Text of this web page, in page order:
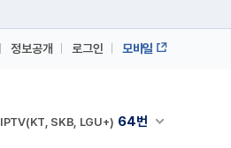
정보공개 로그인 모바일
채널안내 펼쳐
IPTV(KT, SKB, LGU+) 64번